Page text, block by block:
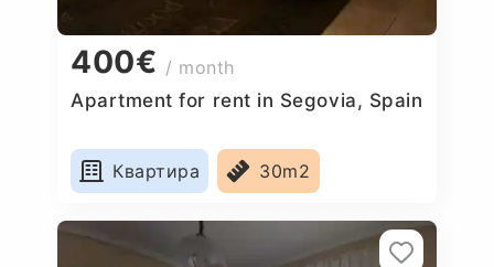
400€ / month
Apartment for rent in Segovia, Spain
Квартира 30m2